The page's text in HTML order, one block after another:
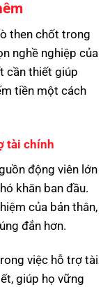
then chốt trong
nghề nghiệp của
cần thiết giúp
tiền một cách
tài chính
động viên lớn
khăn ban đầu.
của bản thân,
đắn hơn.
việc hỗ trợ tài
giúp họ vững